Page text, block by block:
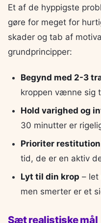
Et af de hyppigste
gøre for meget for
skader og tab af
grundprincipper:
Begynd med 2-3
kroppen vænne sig
Hold varighed og
30 minutter er
Prioriter restitution
tid, de er en aktiv
Lyt til din krop – let
men smerter er et
Sæt realistiske mål